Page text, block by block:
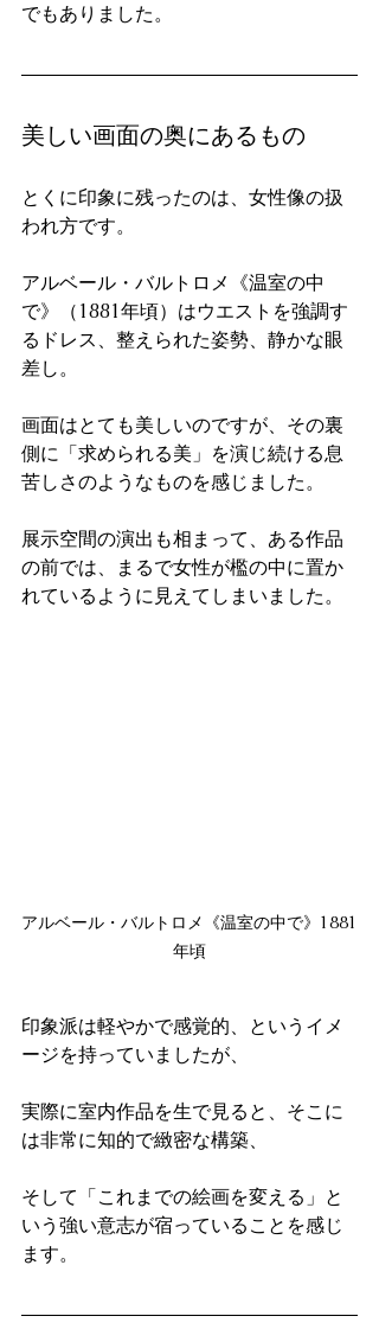
でもありました。
美しい画面の奥にあるもの
とくに印象に残ったのは、女性像の扱
われ方です。
アルベール・バルトロメ《温室の中
で》（1881年頃）はウエストを強調す
るドレス、整えられた姿勢、静かな眼
差し。
画面はとても美しいのですが、その裏
側に「求められる美」を演じ続ける息
苦しさのようなものを感じました。
展示空間の演出も相まって、ある作品
の前では、まるで女性が檻の中に置か
れているように見えてしまいました。
アルベール・バルトロメ《温室の中で》1881
年頃
印象派は軽やかで感覚的、というイメ
ージを持っていましたが、
実際に室内作品を生で見ると、そこに
は非常に知的で緻密な構築、
そして「これまでの絵画を変える」と
いう強い意志が宿っていることを感じ
ます。